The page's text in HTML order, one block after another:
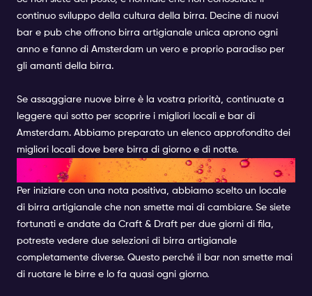
continuo sviluppo della cultura della birra. Decine di nuovi
bar e pub che offrono birra artigianale unica aprono ogni
anno e fanno di Amsterdam un vero e proprio paradiso per
gli amanti della birra.
Se assaggiare nuove birre è la vostra priorità, continuate a
leggere qui sotto per scoprire i migliori locali e bar di
Amsterdam. Abbiamo preparato un elenco approfondito dei
migliori locali dove bere birra di giorno e di notte.
CRAFT AND DRAFT
Per iniziare con una nota positiva, abbiamo scelto un locale
di birra artigianale che non smette mai di cambiare. Se siete
fortunati e andate da Craft & Draft per due giorni di fila,
potreste vedere due selezioni di birra artigianale
completamente diverse. Questo perché il bar non smette mai
di ruotare le birre e lo fa quasi ogni giorno.